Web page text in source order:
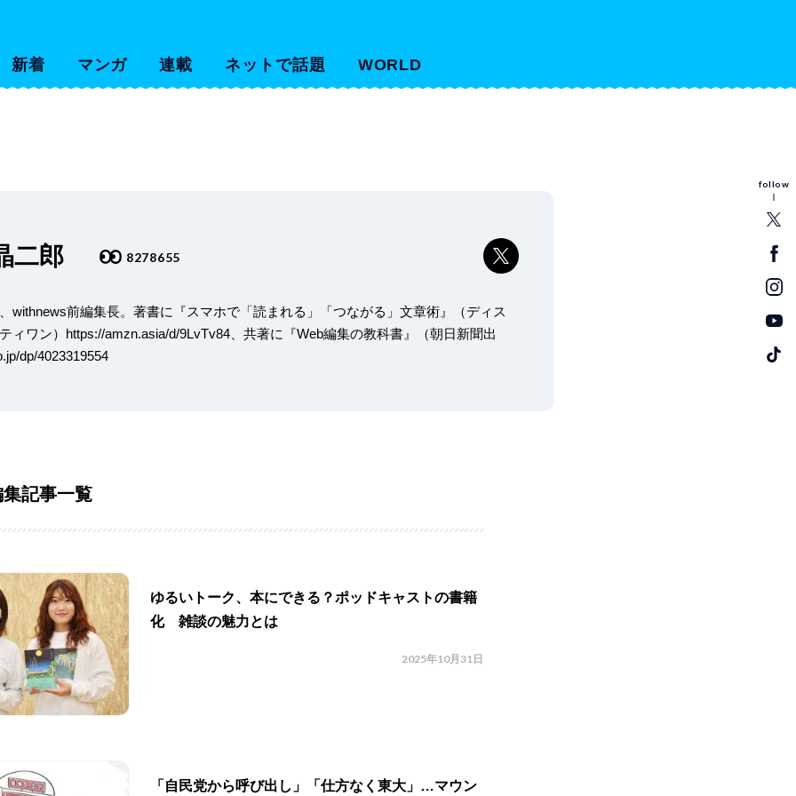
新着 マンガ 連載 ネットで話題 WORLD
follow
二郎 8278655
withnews前編集長。著書に『スマホで「読まれる」「つながる」文章術』（ディス
ィワン）https://amzn.asia/d/9LvTv84、共著に『Web編集の教科書』（朝日新聞出
dp/4023319554
記事一覧
ゆるいトーク、本にできる？ポッドキャストの書籍
化 雑談の魅力とは
2025年10月31日
「自民党から呼び出し」「仕方なく東大」…マウン